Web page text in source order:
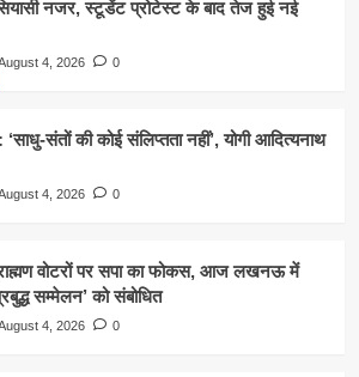
नजर, स्टूडेंट प्रोटेस्ट के बाद तेज हुई नई
4, 2026
0
‘साधु-संतों की कोई संलिप्तता नहीं’, योगी आदित्यनाथ
4, 2026
0
वोटरों पर सपा का फोकस, आज लखनऊ में
सम्मेलन’ को संबोधित
4, 2026
0